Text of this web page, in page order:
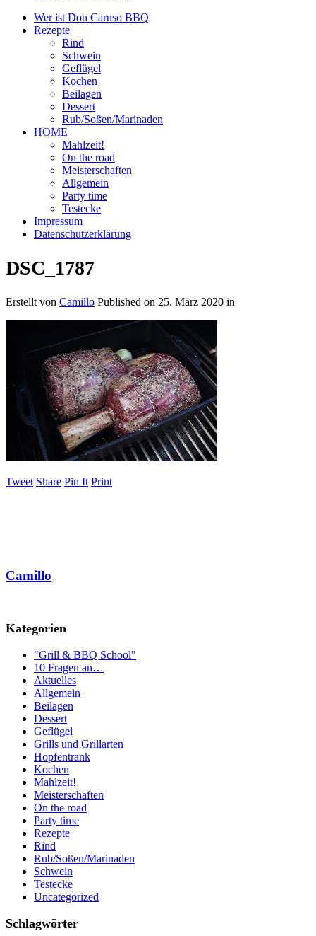
Wer ist Don Caruso BBQ
Rezepte
Rind
Schwein
Geflügel
Kochen
Beilagen
Dessert
Rub/Soßen/Marinaden
HOME
Mahlzeit!
On the road
Meisterschaften
Allgemein
Party time
Testecke
Impressum
Datenschutzerklärung
DSC_1787
Erstellt von Camillo Published on 25. März 2020 in
Tweet Share Pin It Print
Camillo
Kategorien
"Grill & BBQ School"
10 Fragen an…
Aktuelles
Allgemein
Beilagen
Dessert
Geflügel
Grills und Grillarten
Hopfentrank
Kochen
Mahlzeit!
Meisterschaften
On the road
Party time
Rezepte
Rind
Rub/Soßen/Marinaden
Schwein
Testecke
Uncategorized
Schlagwörter